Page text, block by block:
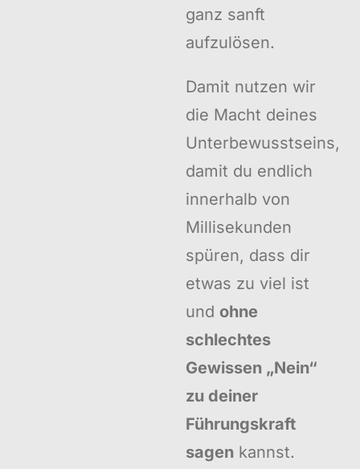
ganz sanft
aufzulösen.
Damit nutzen wir
die Macht deines
Unterbewusstseins,
damit du endlich
innerhalb von
Millisekunden
spüren, dass dir
etwas zu viel ist
und ohne
schlechtes
Gewissen „Nein“
zu deiner
Führungskraft
sagen kannst.